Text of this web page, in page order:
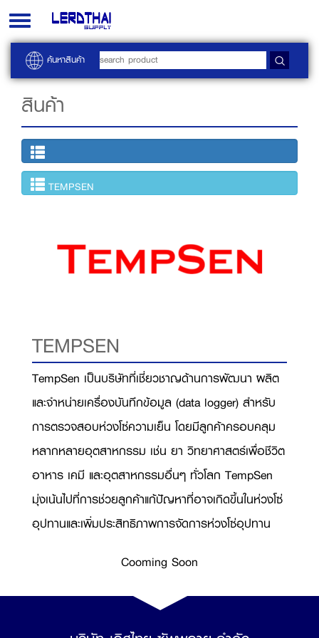
Toggle
navigation
ค้นหาสินค้า
สินค้า
TEMPSEN
TEMPSEN
TempSen เป็นบริษัทที่เชี่ยวชาญด้านการพัฒนา ผลิต
และจำหน่ายเครื่องบันทึกข้อมูล (data logger) สำหรับ
การตรวจสอบห่วงโซ่ความเย็น โดยมีลูกค้าครอบคลุม
หลากหลายอุตสาหกรรม เช่น ยา วิทยาศาสตร์เพื่อชีวิต
อาหาร เคมี และอุตสาหกรรมอื่นๆ ทั่วโลก TempSen
มุ่งเน้นไปที่การช่วยลูกค้าแก้ปัญหาที่อาจเกิดขึ้นในห่วงโซ่
อุปทานและเพิ่มประสิทธิภาพการจัดการห่วงโซ่อุปทาน
Cooming Soon